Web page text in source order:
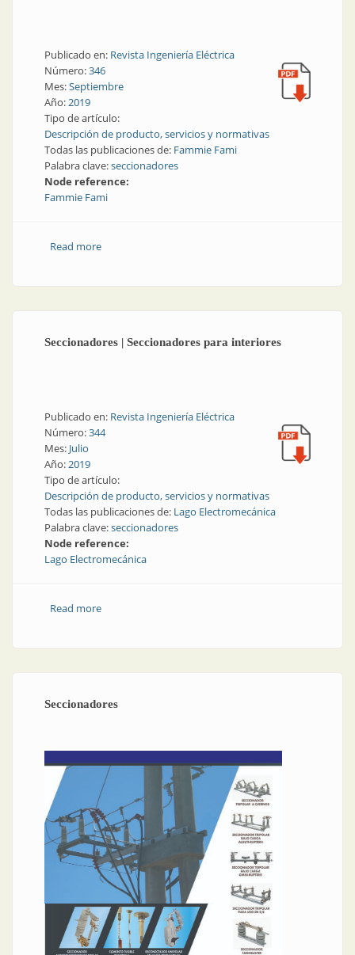
Publicado en: Revista Ingeniería Eléctrica
Número:346
Mes:Septiembre
Año:2019
Tipo de artículo:
Descripción de producto, servicios y normativas
Todas las publicaciones de: Fammie Fami
Palabra clave:seccionadores
Node reference:
Fammie Fami
Read moreabout Aparatos de maniobra | Seccionador bajo
Seccionadores | Seccionadores para interiores
Publicado en: Revista Ingeniería Eléctrica
Número:344
Mes: Julio
Año:2019
Tipo de artículo:
Descripción de producto, servicios y normativas
Todas las publicaciones de: Lago Electromecánica
Palabra clave:seccionadores
Node reference:
Lago Electromecánica
Read moreabout Seccionadores | Seccionadores para interiores
Seccionadores